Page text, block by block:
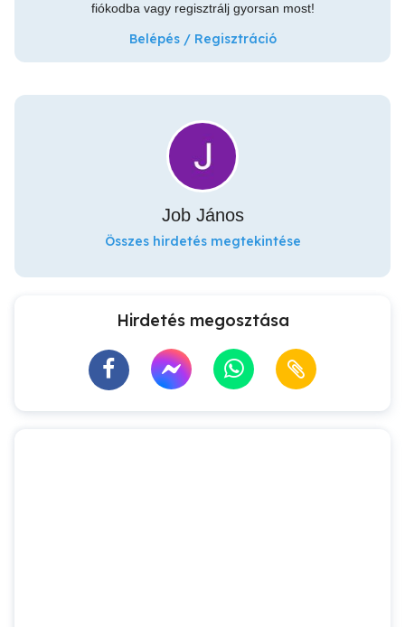
fiókodba vagy regisztrálj gyorsan most!
Belépés / Regisztráció
Job János
Összes hirdetés megtekintése
Hirdetés megosztása